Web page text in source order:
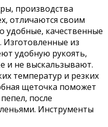
производства
отличаются своим
удобные, качественные
Изготовленные из
удобную рукоять,
и не выскальзывают.
температур и резких
щеточка поможет
после
Инструменты